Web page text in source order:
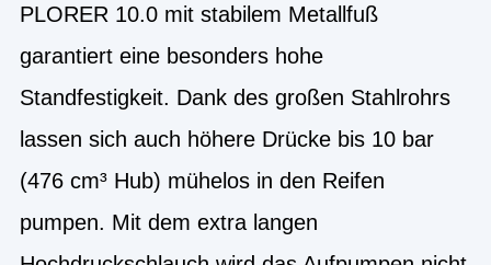
PLORER 10.0 mit stabilem Metallfuß
garantiert eine besonders hohe
Standfestigkeit. Dank des großen Stahlrohrs
lassen sich auch höhere Drücke bis 10 bar
(476 cm³ Hub) mühelos in den Reifen
pumpen. Mit dem extra langen